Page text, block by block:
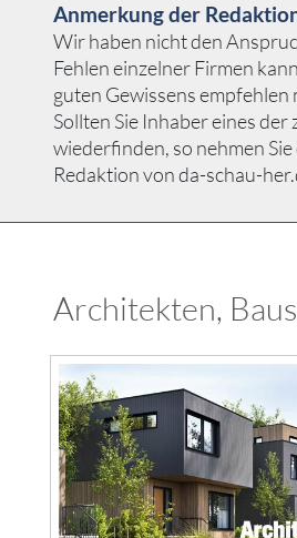
Anmerkung der
Wir haben nicht den
Fehlen einzelner Firmen
guten Gewissens empfehlen
Sollten Sie Inhaber eines
wiederfinden, so nehmen
Redaktion von da-schau-
Architekten,